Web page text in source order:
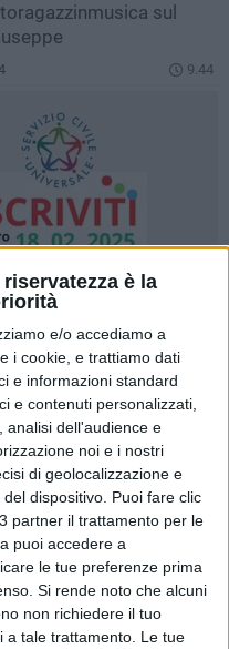
è la
e/o accediamo a
i cookie, e trattiamo dati
e informazioni standard
e contenuti personalizzati,
analisi dell'audience e
noi e i nostri
di geolocalizzazione e
dispositivo. Puoi fare clic
partner il trattamento per le
puoi accedere a
le tue preferenze prima
Si rende noto che alcuni
non richiedere il tuo
a tale trattamento. Le tue
sul
9.44
Libro Bisceglie e Universo
annunciare la grande
della Scuola Media
protagonista l'orchestra